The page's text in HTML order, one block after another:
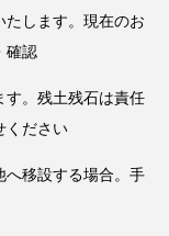
します。現在のお
確認
。残土残石は責任
ください
移設する場合。手